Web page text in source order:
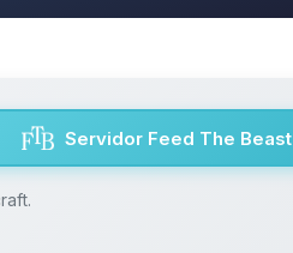
Servidor Feed The Beast